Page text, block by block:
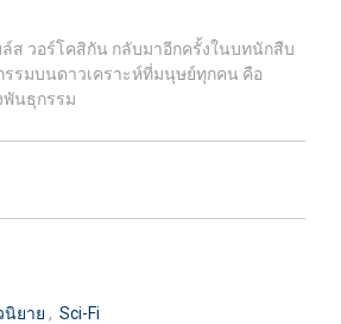
ส วอร์โคสิกัน กลับมาอีกครั้งในบทนักสืบ
รรมบนดาวเคราะห์ที่มนุษย์ทุกคน คือ
พันธุกรรม
นิยาย , Sci-Fi